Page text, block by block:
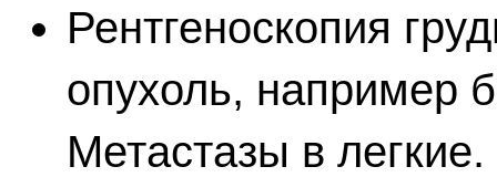
Рентгеноскопия
опухоль, например
Метастазы в легкие.